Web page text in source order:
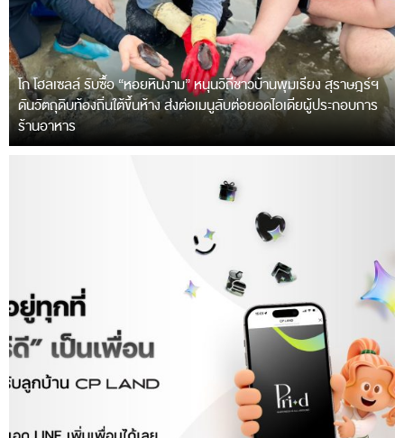
โก โฮลเซลล์ รับซื้อ “หอยหินงาม” หนุนวิถีชาวบ้านพุมเรียง สุราษฎร์ฯ
ดันวัตถุดิบท้องถิ่นใต้ขึ้นห้าง ส่งต่อเมนูลับต่อยอดไอเดียผู้ประกอบการ
ร้านอาหาร